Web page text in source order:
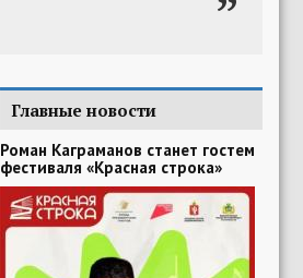
Главные новости
Роман Каграманов станет гостем
фестиваля «Красная строка»